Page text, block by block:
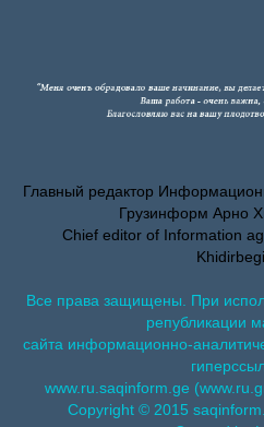
Главный редактор
Грузинформ Арно
Chief editor of Information
Все права защищены. При
републикации
сайта информационно-
www.ru.saqinform.ge
Copyright © 2015